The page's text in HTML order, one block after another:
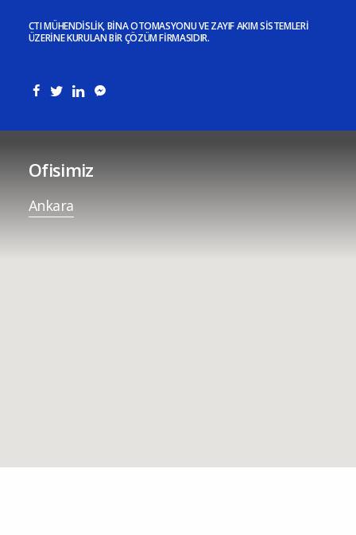
CTI MÜHENDISLIK, BINA OTOMASYONU VE ZAYIF AKIM SISTEMLERI
ÜZERINE KURULAN BIR ÇÖZÜM FIRMASIDIR.
Ofisimiz
Ankara